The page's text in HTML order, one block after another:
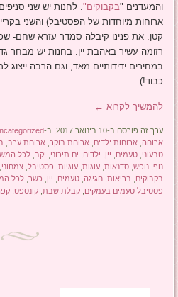
והמעדנים "בקבוקים" . לחנות יש שני
ארוחות מיוחדות של הפסטיבל) והשני
קטן. את פנינו קיבלה סמדר עזרא שחם-
רזומה עשיר באהבת יין. בחנות יש מבחר
במחירים ידידותיים מאד, וגם הרבה ייצוג
כבוד!).
להמשיך לקרוא ←
ערך זה פורסם ב-10 בינואר 2017, ב-
ארוחה ,ארוחות ילדים ,ארוחת בוקר ,ארוחת ערב
טבעוני ,טעמים יין ילדים ים תיכוני יקב ,לכל
נוף ,נופש ,סדנאות ,עוגות ,עוגיות פסטיבל ,צמחוני
בקבוקים
בריאות ,חגיגה ,טעמים יין כשר ,לכל
פסטיבל טעמים בעמקים ,קבלת שבת ,קונספט ,